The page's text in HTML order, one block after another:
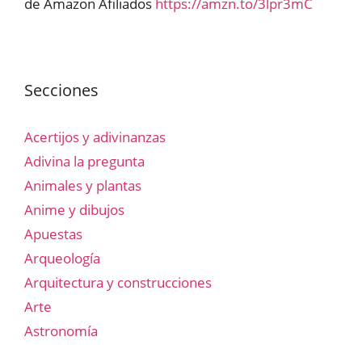
Secciones
Acertijos y adivinanzas
Adivina la pregunta
Animales y plantas
Anime y dibujos
Apuestas
Arqueología
Arquitectura y construcciones
Arte
Astronomía